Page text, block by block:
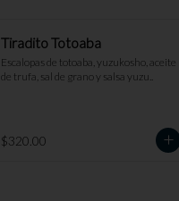
Tiradito Totoaba
Escalopas de totoaba, yuzukosho, aceite
de trufa, sal de grano y salsa yuzu..
$320.00